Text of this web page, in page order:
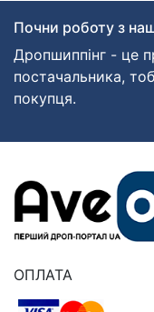
Почни роботу з
Дропшиппінг - це
постачальника,
покупця.
ОПЛАТА